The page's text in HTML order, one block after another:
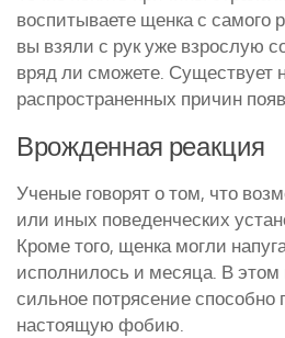
воспитываете щенка с самого
вы взяли с рук уже взрослую
вряд ли сможете. Существует
распространенных причин
Врожденная реакция
Ученые говорят о том, что
или иных поведенческих
Кроме того, щенка могли
исполнилось и месяца. В этом
сильное потрясение способно
настоящую фобию.